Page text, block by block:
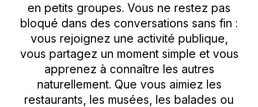
en petits groupes. Vous ne restez pas
bloqué dans des conversations sans fin :
vous rejoignez une activité publique,
vous partagez un moment simple et vous
apprenez à connaître les autres
naturellement. Que vous aimiez les
restaurants, les musées, les balades ou